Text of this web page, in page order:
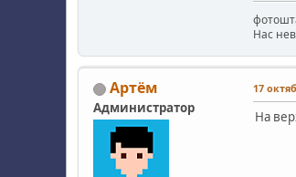
Нас
Артём
Администратор
17
На